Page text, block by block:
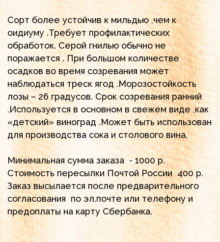
Сорт более устойчив к мильдью ,чем к
оидиуму .Требует профилактических
обработок. Серой гнилью обычно не
поражается . При большом количестве
осадков во время созревания может
наблюдаться треск ягод .Морозостойкость
лозы – 26 градусов. Срок созревания ранний
.Используется в основном в свежем виде ,как
«детский» виноград .Может быть использован
для производства сока и столового вина.
Минимальная сумма заказа - 1000 р.
Стоимость пересылки Почтой России 400 р.
Заказ высылается после предварительного
согласования по эл.почте или телефону и
предоплаты на карту Сбербанка.